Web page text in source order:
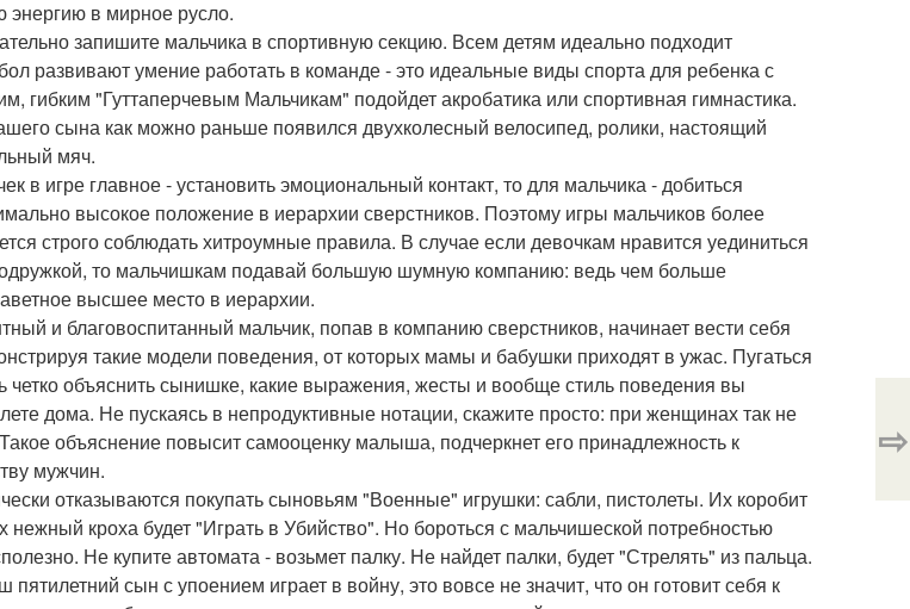
энергию в мирное русло.
запишите мальчика в спортивную секцию. Всем детям идеально подходит
развивают умение работать в команде - это идеальные виды спорта для ребенка с
гибким "Гуттаперчевым Мальчикам" подойдет акробатика или спортивная гимнастика.
сына как можно раньше появился двухколесный велосипед, ролики, настоящий
мяч.
в игре главное - установить эмоциональный контакт, то для мальчика - добиться
высокое положение в иерархии сверстников. Поэтому игры мальчиков более
строго соблюдать хитроумные правила. В случае если девочкам нравится уединиться
то мальчишкам подавай большую шумную компанию: ведь чем больше
высшее место в иерархии.
и благовоспитанный мальчик, попав в компанию сверстников, начинает вести себя
такие модели поведения, от которых мамы и бабушки приходят в ужас. Пугаться
четко объяснить сынишке, какие выражения, жесты и вообще стиль поведения вы
дома. Не пускаясь в непродуктивные нотации, скажите просто: при женщинах так не
объяснение повысит самооценку малыша, подчеркнет его принадлежность к
мужчин.
отказываются покупать сыновьям "Военные" игрушки: сабли, пистолеты. Их коробит
нежный кроха будет "Играть в Убийство". Но бороться с мальчишеской потребностью
Не купите автомата - возьмет палку. Не найдет палки, будет "Стрелять" из пальца.
сын с упоением играет в войну, это вовсе не значит, что он готовит себя к
⇨